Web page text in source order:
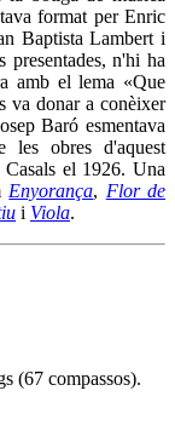
format per Enric
Baptista Lambert i
n'hi ha
amb el lema «Que
va donar a conèixer
Baró esmentava
les obres d'aquest
el 1926. Una
Enyorança, Flor de
i Viola.
(67 compassos).